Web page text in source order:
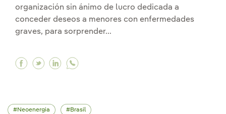
organización sin ánimo de lucro dedicada a
conceder deseos a menores con enfermedades
graves, para sorprender...
Facebook La distribuidora de Avangrid CMP
Twitter La distribuidora de Avangrid CMP
Linkedin La distribuidora de Avangrid
Neoenergia Brasil